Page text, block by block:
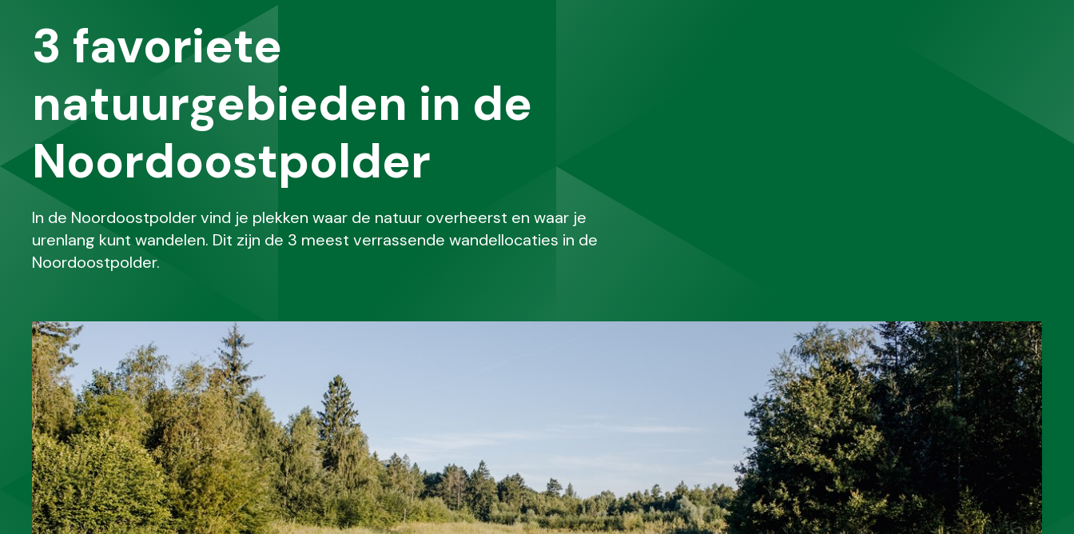
3 favoriete
natuurgebieden in de
Noordoostpolder
In de Noordoostpolder vind je plekken waar de natuur overheerst en waar je
urenlang kunt wandelen. Dit zijn de 3 meest verrassende wandellocaties in de
Noordoostpolder.